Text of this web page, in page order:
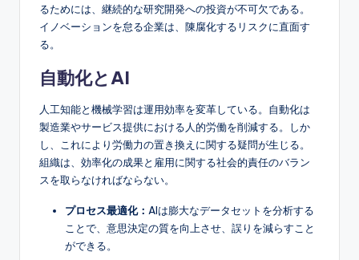
るためには、継続的な研究開発への投資が不可欠である。
イノベーションを怠る企業は、陳腐化するリスクに直面す
る。
自動化とAI
人工知能と機械学習は運用効率を変革している。自動化は
製造業やサービス提供における人的労働を削減する。しか
し、これにより労働力の置き換えに関する疑問が生じる。
組織は、効率化の成果と雇用に関する社会的責任のバラン
スを取らなければならない。
プロセス最適化： AIは膨大なデータセットを分析する
ことで、意思決定の質を向上させ、誤りを減らすこと
ができる。